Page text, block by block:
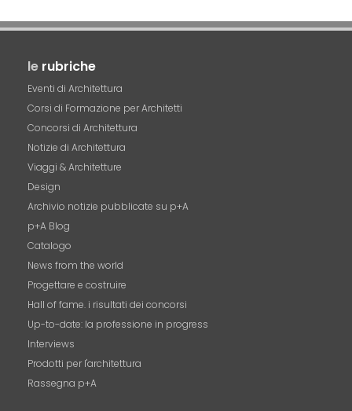
le rubriche
Eventi di Architettura
Corsi di Formazione per Architetti
Concorsi di Architettura
Notizie di Architettura
Viaggi & Architetture
Design
Archivio notizie pubblicate su p+A
p+A Blog
Catalogo
News from the world
Progettare e costruire
Hall of fame. i risultati dei concorsi
Up-to-date: la professione in progress
Interviews
Prodotti per l'architettura
Rassegna p+A